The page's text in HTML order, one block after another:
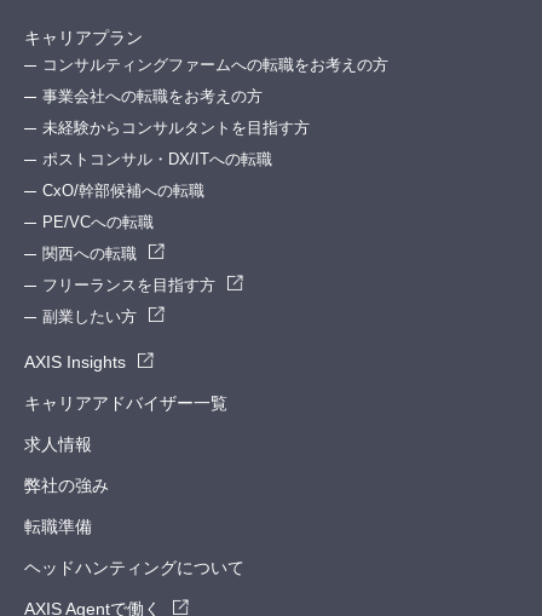
キャリアプラン
コンサルティングファームへの転職をお考えの方
事業会社への転職をお考えの方
未経験からコンサルタントを目指す方
ポストコンサル・DX/ITへの転職
CxO/幹部候補への転職
PE/VCへの転職
関西への転職
フリーランスを目指す方
副業したい方
AXIS Insights
キャリアアドバイザー一覧
求人情報
弊社の強み
転職準備
ヘッドハンティングについて
AXIS Agentで働く